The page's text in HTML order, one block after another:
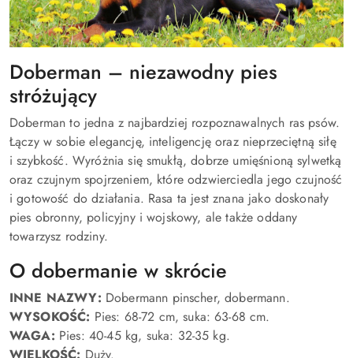
Doberman – niezawodny pies
stróżujący
Doberman to jedna z najbardziej rozpoznawalnych ras psów.
Łączy w sobie elegancję, inteligencję oraz nieprzeciętną siłę
i szybkość. Wyróżnia się smukłą, dobrze umięśnioną sylwetką
oraz czujnym spojrzeniem, które odzwierciedla jego czujność
i gotowość do działania. Rasa ta jest znana jako doskonały
pies obronny, policyjny i wojskowy, ale także oddany
towarzysz rodziny.
O dobermanie w skrócie
INNE NAZWY: Dobermann pinscher, dobermann.
WYSOKOŚĆ: Pies: 68-72 cm, suka: 63-68 cm.
WAGA: Pies: 40-45 kg, suka: 32-35 kg.